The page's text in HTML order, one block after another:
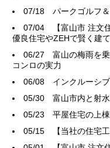
07/18パークゴルフ
07/04
【富山市 注文
優良住宅やZEHで賢く建
06/27富山の梅雨を
コンロの実力
06/08 インクルーシ
05/30富山市内と射
05/23平屋住宅の上棟
05/15
【当社の住宅